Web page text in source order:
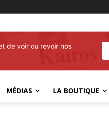
de voir ou revoir nos
MÉDIAS LA BOUTIQUE